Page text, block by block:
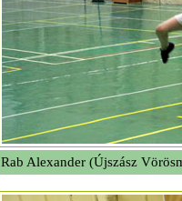
Rab Alexander (Újszász